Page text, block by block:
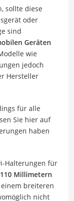
sollte diese
oder
sind
Geräten
wie
jedoch
Hersteller
für alle
Sie hier auf
haben
Halterungen für
Millimetern
breiteren
nicht